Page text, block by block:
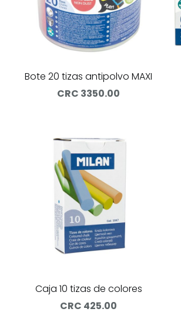
Bote 20 tizas antipolvo MAXI
CRC 3350.00
Caja 10 tizas de colores
CRC 425.00